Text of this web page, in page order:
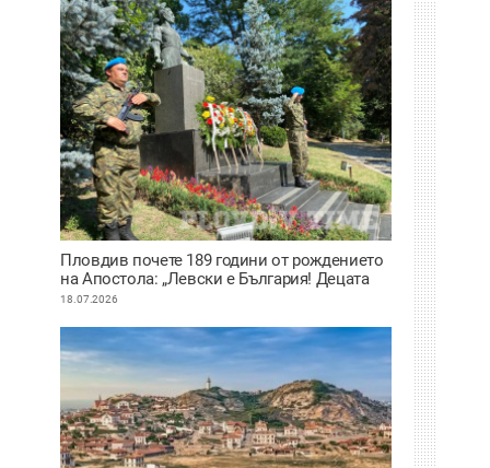
Пловдив почете 189 години от рождението
на Апостола: „Левски е България! Децата
нямат нужда от измислени герои, имат
18.07.2026